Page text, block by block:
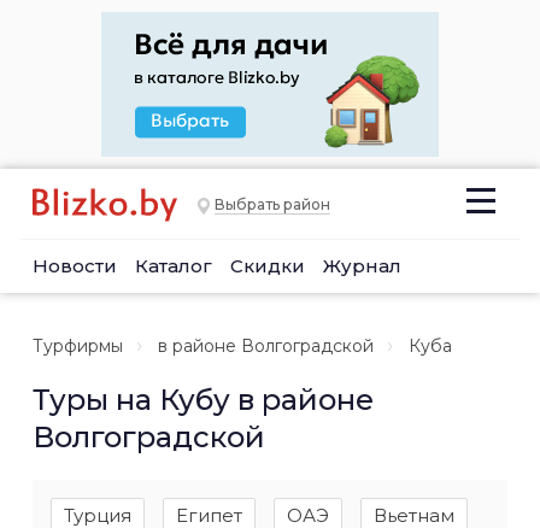
Выбрать район
Новости Каталог Скидки Журнал
Турфирмы в районе Волгоградской Куба
Туры на Кубу в районе
Волгоградской
Турция Египет ОАЭ Вьетнам